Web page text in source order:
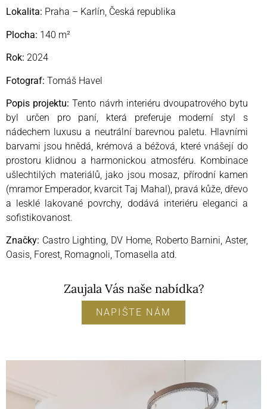
Lokalita: Praha – Karlín, Česká republika
Plocha: 140 m²
Rok: 2024
Fotograf: Tomáš Havel
Popis projektu: Tento návrh interiéru dvoupatrového bytu
byl určen pro paní, která preferuje moderní styl s
nádechem luxusu a neutrální barevnou paletu. Hlavními
barvami jsou hnědá, krémová a béžová, které vnášejí do
prostoru klidnou a harmonickou atmosféru. Kombinace
ušlechtilých materiálů, jako jsou mosaz, přírodní kamen
(mramor Emperador, kvarcit Taj Mahal), pravá kůže, dřevo
a lesklé lakované povrchy, dodává interiéru eleganci a
sofistikovanost.
Značky: Castro Lighting, DV Home, Roberto Barnini, Aster,
Oasis, Forest, Romagnoli, Tomasella atd.
Zaujala Vás naše nabídka?
NAPIŠTE NÁM